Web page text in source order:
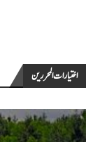
اختيارات المحررين